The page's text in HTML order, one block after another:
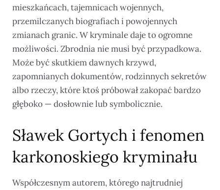
mieszkańcach, tajemnicach wojennych,
przemilczanych biografiach i powojennych
zmianach granic. W kryminale daje to ogromne
możliwości. Zbrodnia nie musi być przypadkowa.
Może być skutkiem dawnych krzywd,
zapomnianych dokumentów, rodzinnych sekretów
albo rzeczy, które ktoś próbował zakopać bardzo
głęboko — dosłownie lub symbolicznie.
Sławek Gortych i fenomen
karkonoskiego kryminału
Współczesnym autorem, którego najtrudniej